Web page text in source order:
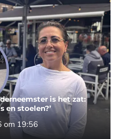
is het zat:
en stoelen?’
om 19:56